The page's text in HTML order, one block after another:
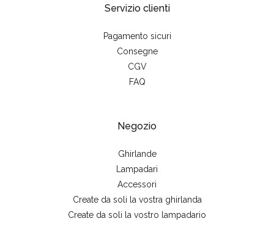
Servizio clienti
Pagamento sicuri
Consegne
CGV
FAQ
Negozio
Ghirlande
Lampadari
Accessori
Create da soli la vostra ghirlanda
Create da soli la vostro lampadario